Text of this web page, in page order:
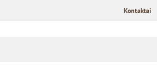
Kontaktai